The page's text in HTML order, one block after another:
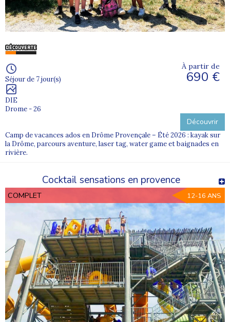
Séjour de 7 jour(s)
DIE
Drome - 26
À partir de
690 €
Découvrir
Camp de vacances ados en Drôme Provençale – Été 2026 : kayak sur
la Drôme, parcours aventure, laser tag, water game et baignades en
rivière.
Cocktail sensations en provence
COMPLET 12-16 ANS